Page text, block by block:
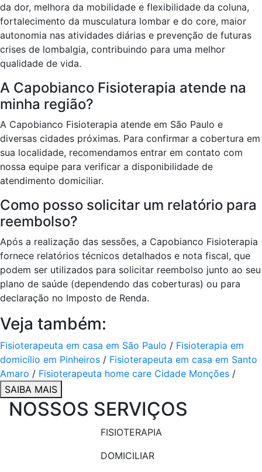
da dor, melhora da mobilidade e flexibilidade da coluna,
fortalecimento da musculatura lombar e do core, maior
autonomia nas atividades diárias e prevenção de futuras
crises de lombalgia, contribuindo para uma melhor
qualidade de vida.
A Capobianco Fisioterapia atende na
minha região?
A Capobianco Fisioterapia atende em São Paulo e
diversas cidades próximas. Para confirmar a cobertura em
sua localidade, recomendamos entrar em contato com
nossa equipe para verificar a disponibilidade de
atendimento domiciliar.
Como posso solicitar um relatório para
reembolso?
Após a realização das sessões, a Capobianco Fisioterapia
fornece relatórios técnicos detalhados e nota fiscal, que
podem ser utilizados para solicitar reembolso junto ao seu
plano de saúde (dependendo das coberturas) ou para
declaração no Imposto de Renda.
Veja também:
Fisioterapeuta em casa em São Paulo / Fisioterapia em
domicílio em Pinheiros / Fisioterapeuta em casa em Santo
Amaro / Fisioterapeuta home care Cidade Monções /
SAIBA MAIS
NOSSOS SERVIÇOS
FISIOTERAPIA
DOMICILIAR